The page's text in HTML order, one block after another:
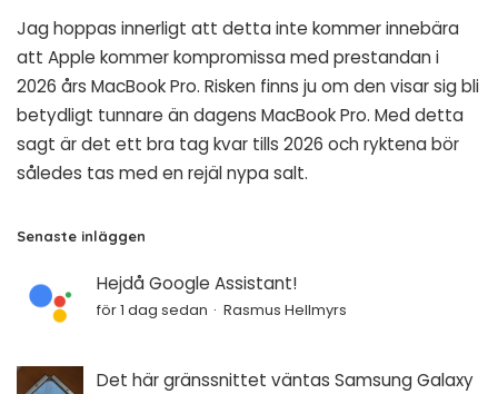
Jag hoppas innerligt att detta inte kommer innebära
att Apple kommer kompromissa med prestandan i
2026 års MacBook Pro. Risken finns ju om den visar sig bli
betydligt tunnare än dagens MacBook Pro. Med detta
sagt är det ett bra tag kvar tills 2026 och ryktena bör
således tas med en rejäl nypa salt.
Senaste inläggen
Hejdå Google Assistant!
för 1 dag sedan Rasmus Hellmyrs
Det här gränssnittet väntas Samsung Galaxy